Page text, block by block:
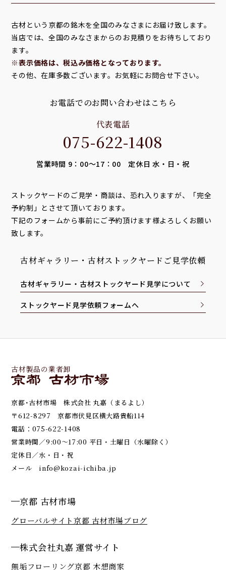
古材という京都の銘木を全国のみなさまにお届け致します。
当店では、全国のみなさまからのお見積りをお待ちしており
ます。
※表示価格は、税込み価格となっております。
その他、在庫多数ございます。お気軽にお問合せ下さい。
お電話でのお問い合わせはこちら
代表電話
075-622-1408
営業時間 9：00～17：00 定休日 水・日・祝
ストックヤードのご見学・商談は、恐れ入りますが、「完全
予約制」とさせて頂いております。
下記のフォームから事前にご予約頂けます様よろしくお願い
致します。
古材ギャラリー・古材ストックヤードご見学依頼
古材ギャラリー・古材ストックヤード見学について
ストックヤード見学依頼フォームへ
古材製品の業者卸
京都･古材市場 株式会社 丸嘉（まるよし）
〒612-8297 京都市伏見区横大路貴船114
電話： 075-622-1408
営業時間／9:00～17:00 平日・土曜日（水曜除く）
定休日／水・日・祝
メール info@kozai-ichiba.jp
京都 古材市場
グローバルサイト京都 古材市場ブログ
株式会社丸嘉 運営サイト
無垢フローリング京都 木想商家